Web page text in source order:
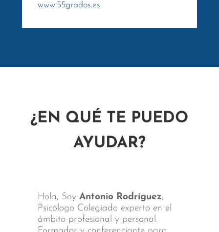
www.55grados.es
¿EN QUÉ TE PUEDO
AYUDAR?
Hola, Soy Antonio Rodríguez,
Psicólogo Colegiado experto en el
ámbito profesional y personal.